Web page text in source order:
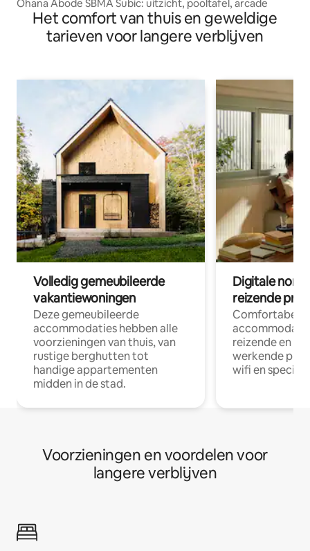
Ohana Abode SBMA Subic: uitzicht, pooltafel, arcade
Het comfort van thuis en geweldige
tarieven voor langere verblijven
Volledig gemeubileerde
vakantiewoningen
Deze gemeubileerde
accommodaties hebben alle
voorzieningen van thuis, van
rustige berghutten tot
handige appartementen
midden in de stad.
Digitale
reizende
Comfortabele
reizende en
werkende
wifi en
Voorzieningen en voordelen voor
langere verblijven